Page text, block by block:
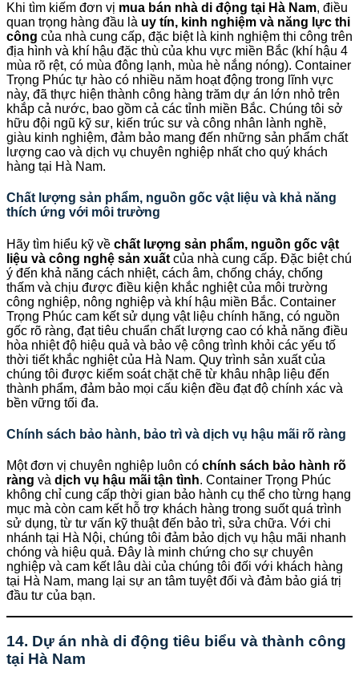
Khi tìm kiếm đơn vị mua bán nhà di động tại Hà Nam, điều
quan trọng hàng đầu là uy tín, kinh nghiệm và năng lực thi
công của nhà cung cấp, đặc biệt là kinh nghiệm thi công trên
địa hình và khí hậu đặc thù của khu vực miền Bắc (khí hậu 4
mùa rõ rệt, có mùa đông lạnh, mùa hè nắng nóng). Container
Trọng Phúc tự hào có nhiều năm hoạt động trong lĩnh vực
này, đã thực hiện thành công hàng trăm dự án lớn nhỏ trên
khắp cả nước, bao gồm cả các tỉnh miền Bắc. Chúng tôi sở
hữu đội ngũ kỹ sư, kiến trúc sư và công nhân lành nghề,
giàu kinh nghiệm, đảm bảo mang đến những sản phẩm chất
lượng cao và dịch vụ chuyên nghiệp nhất cho quý khách
hàng tại Hà Nam.
Chất lượng sản phẩm, nguồn gốc vật liệu và khả năng
thích ứng với môi trường
Hãy tìm hiểu kỹ về chất lượng sản phẩm, nguồn gốc vật
liệu và công nghệ sản xuất của nhà cung cấp. Đặc biệt chú
ý đến khả năng cách nhiệt, cách âm, chống cháy, chống
thấm và chịu được điều kiện khắc nghiệt của môi trường
công nghiệp, nông nghiệp và khí hậu miền Bắc. Container
Trọng Phúc cam kết sử dụng vật liệu chính hãng, có nguồn
gốc rõ ràng, đạt tiêu chuẩn chất lượng cao có khả năng điều
hòa nhiệt độ hiệu quả và bảo vệ công trình khỏi các yếu tố
thời tiết khắc nghiệt của Hà Nam. Quy trình sản xuất của
chúng tôi được kiểm soát chặt chẽ từ khâu nhập liệu đến
thành phẩm, đảm bảo mọi cấu kiện đều đạt độ chính xác và
bền vững tối đa.
Chính sách bảo hành, bảo trì và dịch vụ hậu mãi rõ ràng
Một đơn vị chuyên nghiệp luôn có chính sách bảo hành rõ
ràng và dịch vụ hậu mãi tận tình. Container Trọng Phúc
không chỉ cung cấp thời gian bảo hành cụ thể cho từng hạng
mục mà còn cam kết hỗ trợ khách hàng trong suốt quá trình
sử dụng, từ tư vấn kỹ thuật đến bảo trì, sửa chữa. Với chi
nhánh tại Hà Nội, chúng tôi đảm bảo dịch vụ hậu mãi nhanh
chóng và hiệu quả. Đây là minh chứng cho sự chuyên
nghiệp và cam kết lâu dài của chúng tôi đối với khách hàng
tại Hà Nam, mang lại sự an tâm tuyệt đối và đảm bảo giá trị
đầu tư của bạn.
14. Dự án nhà di động tiêu biểu và thành công
tại Hà Nam